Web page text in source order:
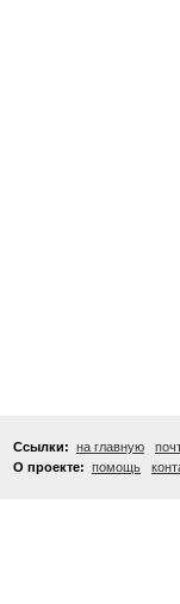
Ссылки: на главную
О проекте: помощь